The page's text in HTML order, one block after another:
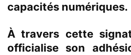
capacités numériques.
À travers cette
officialise son